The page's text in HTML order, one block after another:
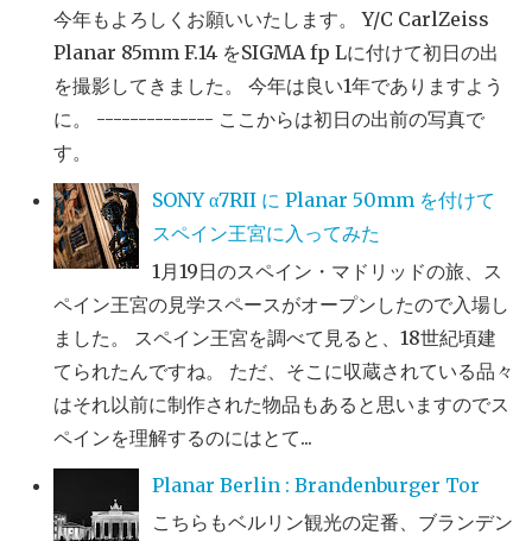
今年もよろしくお願いいたします。 Y/C CarlZeiss
Planar 85mm F.14 をSIGMA fp Lに付けて初日の出
を撮影してきました。 今年は良い1年でありますよう
に。 -------------- ここからは初日の出前の写真で
す。
SONY α7RII に Planar 50mm を付けて
スペイン王宮に入ってみた
1月19日のスペイン・マドリッドの旅、ス
ペイン王宮の見学スペースがオープンしたので入場し
ました。 スペイン王宮を調べて見ると、18世紀頃建
てられたんですね。 ただ、そこに収蔵されている品々
はそれ以前に制作された物品もあると思いますのでス
ペインを理解するのにはとて...
Planar Berlin : Brandenburger Tor
こちらもベルリン観光の定番、ブランデン